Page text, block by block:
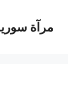
المحتوى
مرآة